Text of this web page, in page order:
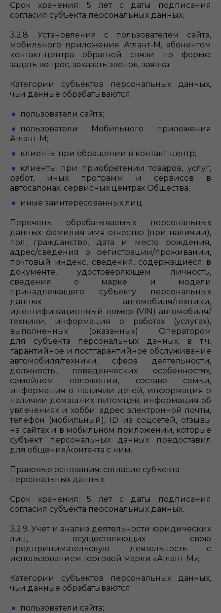
Срок хранения: 5 лет с даты подписания
согласия субъекта персональных данных.
3.2.8. Установления с пользователем сайта,
мобильного приложения Атлант-М, абонентом
контакт-центра обратной связи по форме:
задать вопрос, заказать звонок, заявка.
Категории субъектов персональных данных,
чьи данные обрабатываются:
пользователи сайта;
пользователи Мобильного приложения
Атлант-М;
клиенты при обращении в контакт-центр;
клиенты при приобретении товаров, услуг,
работ, иных программ и сервисов в
автосалонах, сервисных центрах Общества;
иные заинтересованных лиц.
Перечень обрабатываемых персональных
данных: фамилия имя отчество (при наличии),
пол, гражданство, дата и место рождения,
адрес/сведения о регистрации/проживании,
почтовый индекс, сведения, содержащиеся в
документе, удостоверяющем личность,
сведения о марке и модели
принадлежащего субъекту персональных
данных автомобиля/техники,
идентификационный номер (VIN) автомобиля/
техники, информация о работах (услугах),
выполненных (оказанных) Оператором
для субъекта персональных данных, в т.ч.
гарантийное и постгарантийное обслуживание
автомобиля/техники. сфера деятельности,
должность, поведенческих особенностях,
семейном положении, составе семьи,
информация о наличии детей, информация о
наличии домашних питомцев, информация об
увлечениях и хобби; адрес электронной почты,
телефон (мобильный), ID из соцсетей, отзывы
на сайтах и в мобильном приложении, которые
субъект персональных данных предоставил
для общения/контакта с ним.
Правовые основания: согласие субъекта
персональных данных.
Срок хранения: 5 лет с даты подписания
согласия субъекта персональных данных.
3.2.9. Учет и анализ деятельности юридических
лиц, осуществляющих свою
предпринимательскую деятельность с
использованием торговой марки «Атлант-М»;
Категории субъектов персональных данных,
чьи данные обрабатываются:
пользователи сайта;